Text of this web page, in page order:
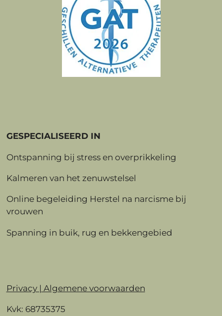
GESPECIALISEERD IN
Ontspanning bij stress en overprikkeling
Kalmeren van het zenuwstelsel
Online begeleiding Herstel na narcisme bij
vrouwen
Spanning in buik, rug en bekkengebied
Privacy | Algemene voorwaarden
Kvk: 68735375